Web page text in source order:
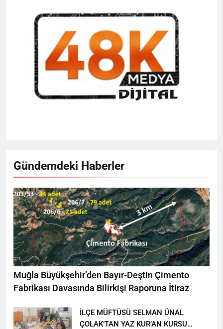
Gündemdeki Haberler
Muğla Büyükşehir’den Bayır-Deştin Çimento
Fabrikası Davasında Bilirkişi Raporuna İtiraz
İLÇE MÜFTÜSÜ SELMAN ÜNAL
ÇOLAK’TAN YAZ KUR’AN KURSU